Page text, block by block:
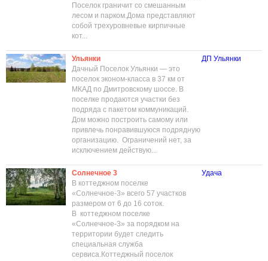
Поселок граничит со смешанным
лесом и парком.Дома представляют
собой трехуровневые кирпичные
кот...
Ульянки
Дачный Поселок Ульянки — это
поселок эконом-класса в 37 км от
МКАД по Дмитровскому шоссе. В
поселке продаются участки без
подряда с пакетом коммуникаций.
Дом можно построить самому или
привлечь понравившуюся подрядную
организацию. Ограничений нет, за
исключением действую...
ДП Ульянки
Солнечное 3
В коттеджном поселке
«Солнечное-3» всего 57 участков
размером от 6 до 16 соток.
В коттеджном поселке
«Солнечное-3» за порядком на
территории будет следить
специальная служба
сервиса.Коттеджный поселок
Удача